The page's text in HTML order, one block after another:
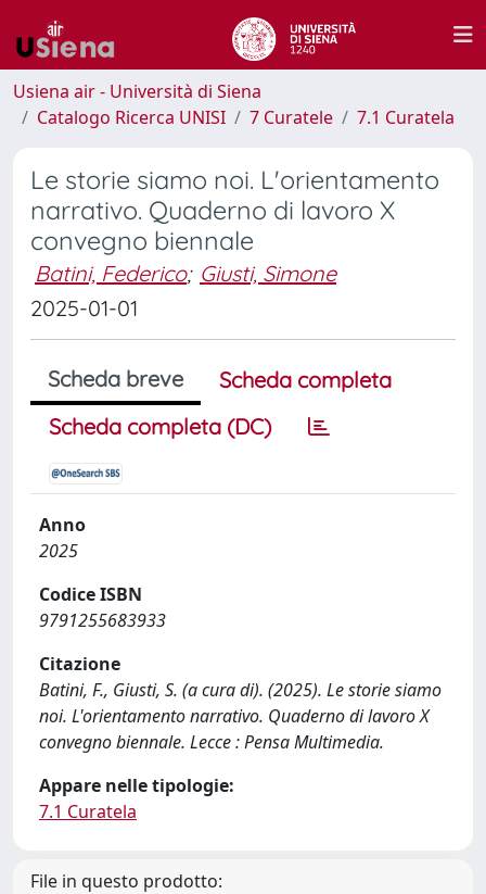
Usiena air - Università di Siena
Catalogo Ricerca UNISI
7 Curatele 7.1 Curatela
Le storie siamo noi. L'orientamento
narrativo. Quaderno di lavoro X
convegno biennale
Batini, Federico; Giusti, Simone
2025-01-01
Scheda breve
Scheda completa
Scheda completa (DC)
Anno
2025
Codice ISBN
9791255683933
Citazione
Batini, F., Giusti, S. (a cura di). (2025). Le storie siamo
noi. L'orientamento narrativo. Quaderno di lavoro X
convegno biennale. Lecce : Pensa Multimedia.
Appare nelle tipologie:
7.1 Curatela
File in questo prodotto: